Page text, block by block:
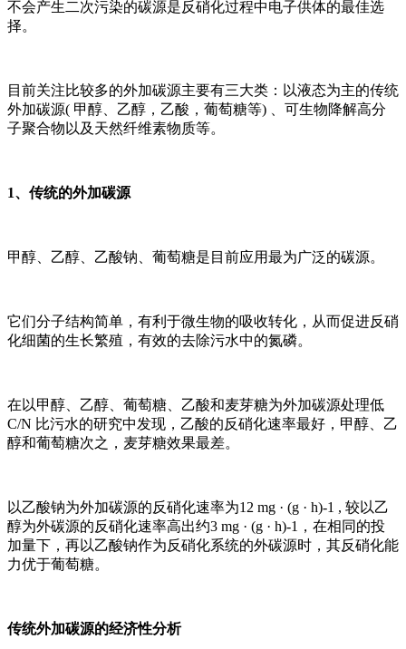
不会产生二次污染的碳源是反硝化过程中电子供体的最佳选
择。
目前关注比较多的外加碳源主要有三大类：以液态为主的传统
外加碳源( 甲醇、乙醇，乙酸，葡萄糖等) 、可生物降解高分
子聚合物以及天然纤维素物质等。
1、传统的外加碳源
甲醇、乙醇、乙酸钠、葡萄糖是目前应用最为广泛的碳源。
它们分子结构简单，有利于微生物的吸收转化，从而促进反硝
化细菌的生长繁殖，有效的去除污水中的氮磷。
在以甲醇、乙醇、葡萄糖、乙酸和麦芽糖为外加碳源处理低
C/N 比污水的研究中发现，乙酸的反硝化速率最好，甲醇、乙
醇和葡萄糖次之，麦芽糖效果最差。
以乙酸钠为外加碳源的反硝化速率为12 mg · (g · h)-1 , 较以乙
醇为外碳源的反硝化速率高出约3 mg · (g · h)-1，在相同的投
加量下，再以乙酸钠作为反硝化系统的外碳源时，其反硝化能
力优于葡萄糖。
传统外加碳源的经济性分析